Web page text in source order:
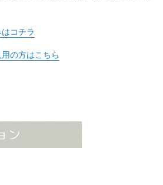
コチラ
の方はこちら